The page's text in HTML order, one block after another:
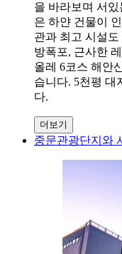
을 바라보며 서
은 하얀 건물이
관과 최고 시설
방폭포, 근사한
올레 6코스 해안
습니다. 5천평 대
다.
더보기
중문관광단지와